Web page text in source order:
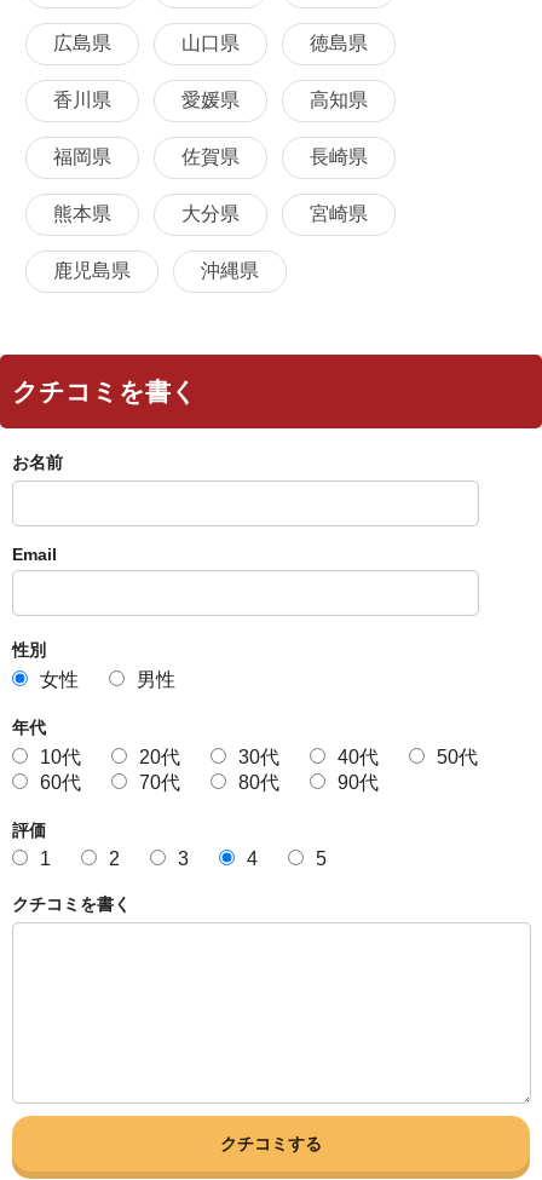
広島県 山口県 徳島県
香川県 愛媛県 高知県
福岡県 佐賀県 長崎県
熊本県 大分県 宮崎県
鹿児島県 沖縄県
クチコミを書く
お名前
Email
性別
女性 男性
年代
10代 20代 30代 40代
50代
60代
70代 80代 90代
評価
1 2 3 4 5
クチコミを書く